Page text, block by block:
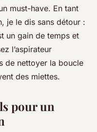
must-have. En tant
je le dis sans détour :
un gain de temps et
l’aspirateur
de nettoyer la boucle
des miettes.
pour un